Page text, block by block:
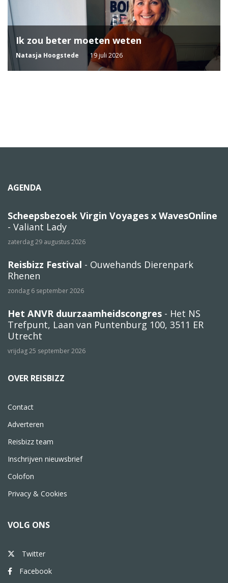
Ik zou beter moeten weten
Natasja Hoogstede 19 juli 2026
AGENDA
Scheepsbezoek Virgin Voyages x WavesOnline
- Valiant Lady
zaterdag 29 augustus 2026
Reisbizz Festival - Ouwehands Dierenpark
Rhenen
zondag 6 september 2026
Het ANVR duurzaamheidscongres - Het NS
Trefpunt, Laan van Puntenburg 100, 3511 ER
Utrecht
vrijdag 25 september 2026
OVER REISBIZZ
Contact
Adverteren
Reisbizz team
Inschrijven nieuwsbrief
Colofon
Privacy & Cookies
VOLG ONS
Twitter
Facebook